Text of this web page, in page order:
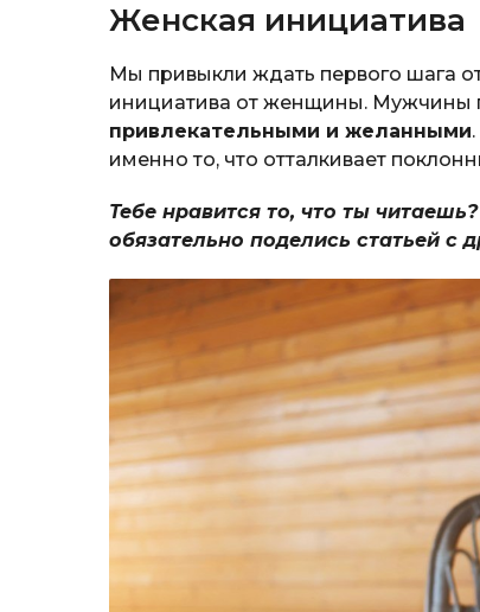
Женская инициатива
Мы привыкли ждать первого шага
инициатива от женщины. Мужчины
привлекательными и желанными
именно то, что отталкивает
Тебе нравится то, что ты
обязательно поделись статьей с